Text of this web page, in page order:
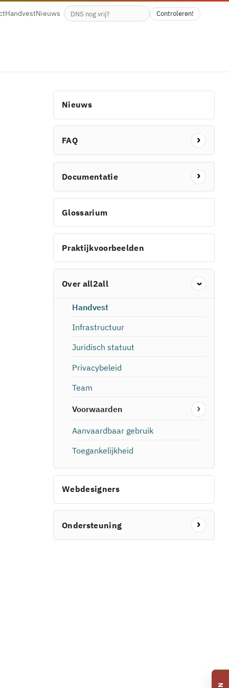
HandvestNieuws Beschikbaarheid van de domeinnaam
Controleren!
Nieuws
FAQ
Documentatie
Glossarium
Praktijkvoorbeelden
Over all2all
Handvest
Infrastructuur
Juridisch statuut
Privacybeleid
Team
Voorwaarden
Aanvaardbaar gebruik
Toegankelijkheid
Webdesigners
Ondersteuning